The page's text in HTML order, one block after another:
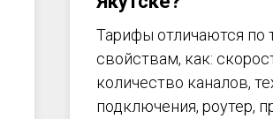
Тарифы отличаются по
свойствам, как:
количество каналов,
подключения, роутер,